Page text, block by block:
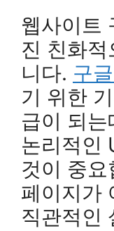
웹사이트
진 친화
니다. 구
기 위한
급이 되
논리적인
것이 중
페이지가
직관적인